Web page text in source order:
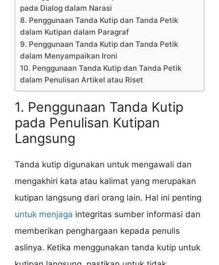
pada Dialog dalam Narasi
8. Penggunaan Tanda Kutip dan Tanda Petik
dalam Kutipan dalam Paragraf
9. Penggunaan Tanda Kutip dan Tanda Petik
dalam Menyampaikan Ironi
10. Penggunaan Tanda Kutip dan Tanda Petik
dalam Penulisan Artikel atau Riset
1. Penggunaan Tanda Kutip
pada Penulisan Kutipan
Langsung
Tanda kutip digunakan untuk mengawali dan
mengakhiri kata atau kalimat yang merupakan
kutipan langsung dari orang lain. Hal ini penting
untuk menjaga integritas sumber informasi dan
memberikan penghargaan kepada penulis
aslinya. Ketika menggunakan tanda kutip untuk